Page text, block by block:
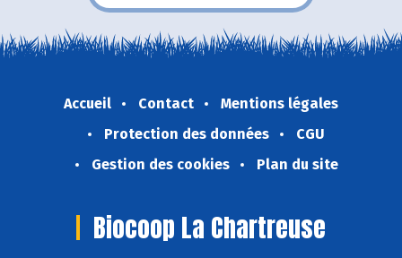
Accueil Contact
Mentions légales
Protection des données
CGU
Gestion des cookies
Plan du site
Biocoop La Chartreuse